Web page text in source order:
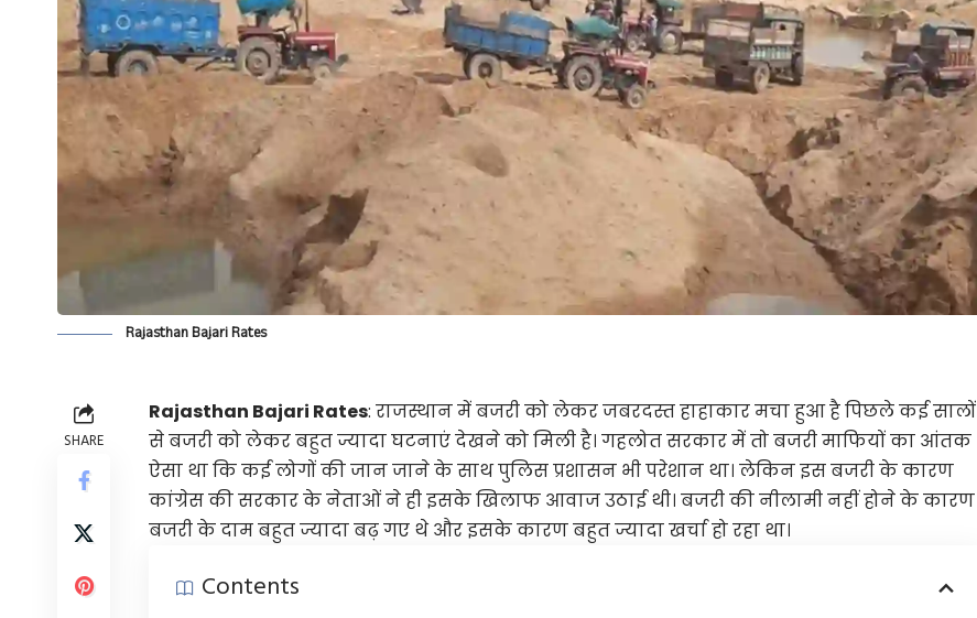
Rajasthan Bajari Rates
SHARE
Rajasthan Bajari Rates: राजस्थान में बजरी को लेकर जबरदस्त हाहाकार मचा हुआ है पिछले कई सालों
से बजरी को लेकर बहुत ज्यादा घटनाएं देखने को मिली है। गहलोत सरकार में तो बजरी माफियों का आंतक
ऐसा था कि कई लोगों की जान जाने के साथ पुलिस प्रशासन भी परेशान था। लेकिन इस बजरी के कारण
कांग्रेस की सरकार के नेताओं ने ही इसके खिलाफ आवाज उठाई थी। बजरी की नीलामी नहीं होने के कारण
बजरी के दाम बहुत ज्यादा बढ़ गए थे और इसके कारण बहुत ज्यादा खर्चा हो रहा था।
Contents